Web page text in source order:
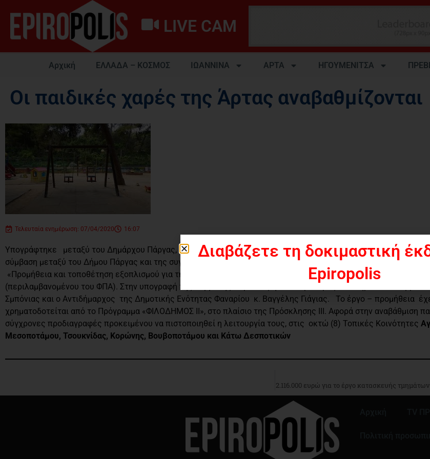
LIVE CAM
Αρχική ΕΛΛΑΔΑ – ΚΟΣΜΟΣ ΙΩΑΝΝΙΝΑ ΑΡΤΑ ΗΓΟΥΜΕΝΙΤΣΑ
Οι παιδικές χαρές της Άρτας αναβαθμίζονται
Τελευταία ενημέρωση: 07/04/2020 16:07
Υπογράφτηκε μεταξύ του Δημάρχου Πάργας, κ. Αντώνη Νάστα και του νόμιμου εκπρόσωπου της ΚΗΠΩΝ
σύμβαση μεταξύ του Δήμου Πάργας και της συγκεκριμένης αναδόχου – προμηθεύτριας εταιρείας για την
«Προμήθεια και τοποθέτηση εξοπλισμού για την αναβάθμιση των Παιδικών Χαρών του Δήμου Πάργας», δαπάνης
(περιλαμβανομένου του ΦΠΑ). Στην υπογραφή της σύμβασης παρόντες ήταν ο Πρόεδρος του Δημοτικού
Σμπόνιας και ο Αντιδήμαρχος της Δημοτικής Ενότητας Φαναρίου κ. Βαγγέλης Γιάγιας. Το έργο – προμήθεια
χρηματοδοτείται από το Πρόγραμμα «ΦΙΛΟΔΗΜΟΣ ΙΙ», στο πλαίσιο της Πρόσκλησης ΙΙΙ. Αφορά στην αναβάθμιση
σύγχρονες προδιαγραφές προκειμένου να πιστοποιηθεί η λειτουργία τους, στις οκτώ (8) Τοπικές Κοινότητες
Μεσοποτάμου, Τσουκνίδας, Κορώνης, Βουβοποτάμου και Κάτω Δεσποτικών
2.116.000 ευρώ για το έργο κατασκευής
Διαβάζετε τη δοκιμαστική
Epiropolis